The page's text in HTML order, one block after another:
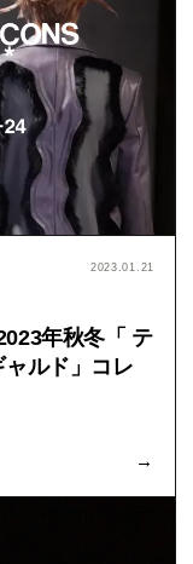
2023.01.21
年秋冬「 テ
ルド」コレ
→